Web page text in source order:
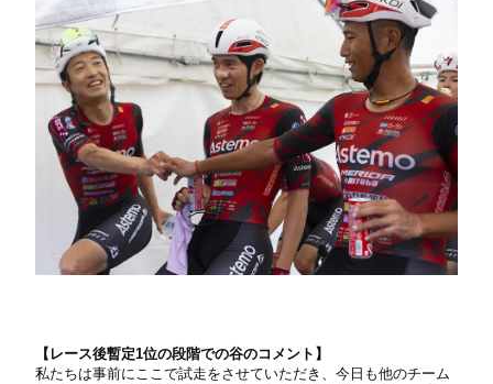
【 レース後暫定1位の段階での谷のコメント】
私たちは事前にここで試走をさせていただき、今日も他のチーム